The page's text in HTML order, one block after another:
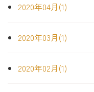
2020年04月(1)
2020年03月(1)
2020年02月(1)